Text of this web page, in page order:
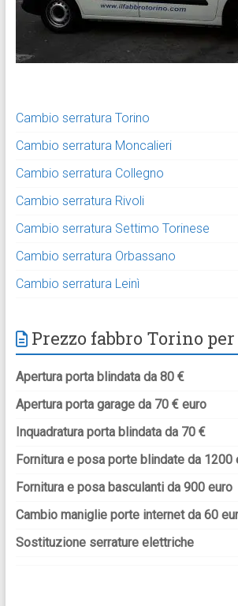
Cambio serratura Torino
Cambio serratura Moncalieri
Cambio serratura Collegno
Cambio serratura Rivoli
Cambio serratura Settimo Torinese
Cambio serratura Orbassano
Cambio serratura Leinì
Prezzo fabbro Torino
Apertura porta blindata da 80 €
Apertura porta garage da 70 € euro
Inquadratura porta blindata da 70 €
Fornitura e posa porte blindate da 1200
Fornitura e posa basculanti da 900 euro
Cambio maniglie porte internet da 60
Sostituzione serrature elettriche